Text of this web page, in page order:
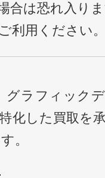
合は恐れ入り
利用ください
グラフィック
化した買取を
。